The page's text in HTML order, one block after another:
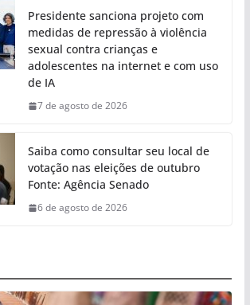
Presidente sanciona projeto com
medidas de repressão à violência
sexual contra crianças e
adolescentes na internet e com uso
de IA
7 de agosto de 2026
Saiba como consultar seu local de
votação nas eleições de outubro
Fonte: Agência Senado
6 de agosto de 2026